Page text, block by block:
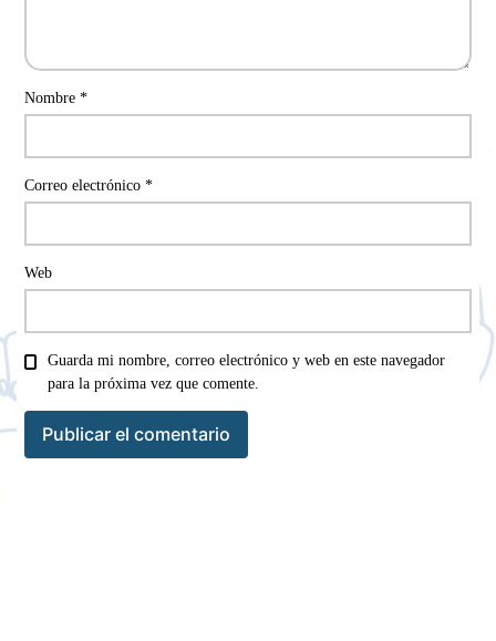
Nombre*
Correo electrónico*
Web
Guarda mi nombre, correo electrónico y web en este navegador
para la próxima vez que comente.